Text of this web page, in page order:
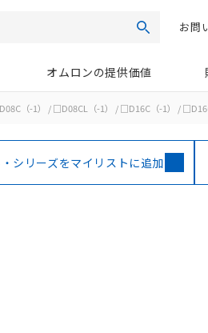
検索お問
オムロンの提供価値
（-1） / □D08CL（-1） / □D16C（-1） /
シリーズをマイリストに追加